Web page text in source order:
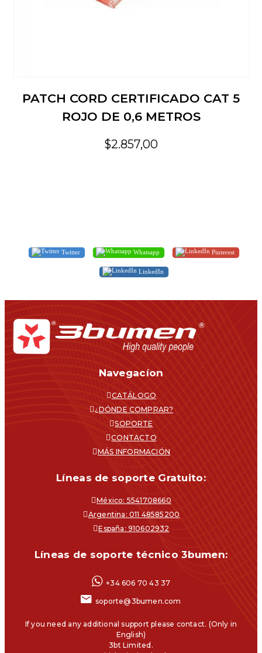
PATCH CORD CERTIFICADO CAT 5
ROJO DE 0,6 METROS
$2.857,00
Twitter Whatsapp Pinterest
LinkedIn
Navegacíon
CATÁLOGO
¿DÓNDE COMPRAR?
SOPORTE
CONTACTO
MÁS INFORMACIÓN
Líneas de soporte Gratuito:
México: 5541708660
Argentina: 011 48585200
España: 910602932
Líneas de soporte técnico 3bumen:
+34 606 70 43 37
soporte@3bumen.com
If you need any additional support please contact. (Only in
English)
3bt Limited.